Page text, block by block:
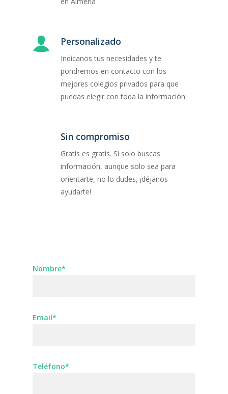
Personalizado
Indícanos tus necesidades y te
pondremos en contacto con los
mejores colegios privados para que
puedas elegir con toda la información.
Sin compromiso
Gratis es gratis. Si solo buscas
información, aunque solo sea para
orientarte, no lo dudes, ¡déjanos
ayudarte!
Nombre*
Email*
Teléfono*